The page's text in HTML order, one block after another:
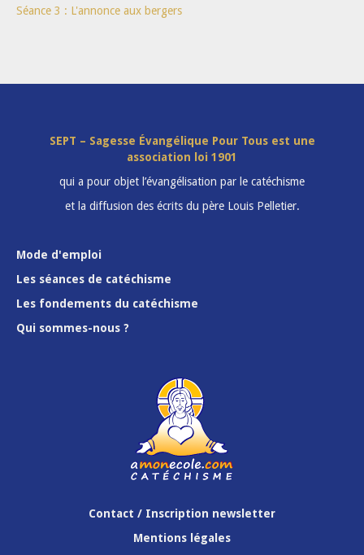
Séance 3 : L'annonce aux bergers
SEPT – Sagesse Évangélique Pour Tous est une
association loi 1901
qui a pour objet l’évangélisation par le catéchisme
et la diffusion des écrits du père Louis Pelletier.
Mode d'emploi
Les séances de catéchisme
Les fondements du catéchisme
Qui sommes-nous ?
Contact / Inscription newsletter
Mentions légales